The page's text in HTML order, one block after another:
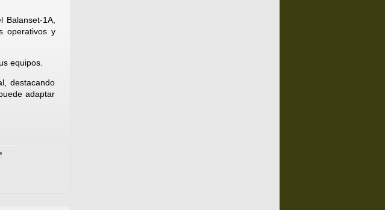
1A,
operativos y
equipos.
destacando
adaptar